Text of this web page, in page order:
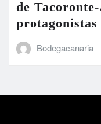
de
protagonistas
Bodegacanaria